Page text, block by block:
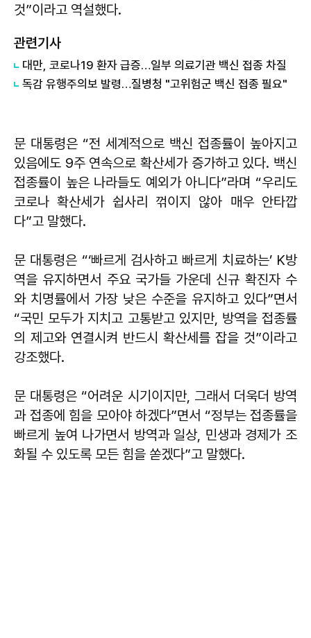
것”이라고 역설했다.
관련기사
대만, 코로나19 환자 급증…일부 의료기관 백신 접종 차질
독감 유행주의보 발령…질병청 "고위험군 백신 접종 필요"
문 대통령은 “전 세계적으로 백신 접종률이 높아지고
있음에도 9주 연속으로 확산세가 증가하고 있다. 백신
접종률이 높은 나라들도 예외가 아니다”라며 “우리도
코로나 확산세가 쉽사리 꺾이지 않아 매우 안타깝
다”고 말했다.
문 대통령은 “‘빠르게 검사하고 빠르게 치료하는’ K방
역을 유지하면서 주요 국가들 가운데 신규 확진자 수
와 치명률에서 가장 낮은 수준을 유지하고 있다”면서
“국민 모두가 지치고 고통받고 있지만, 방역을 접종률
의 제고와 연결시켜 반드시 확산세를 잡을 것”이라고
강조했다.
문 대통령은 “어려운 시기이지만, 그래서 더욱더 방역
과 접종에 힘을 모아야 하겠다”면서 “정부는 접종률을
빠르게 높여 나가면서 방역과 일상, 민생과 경제가 조
화될 수 있도록 모든 힘을 쏟겠다”고 말했다.